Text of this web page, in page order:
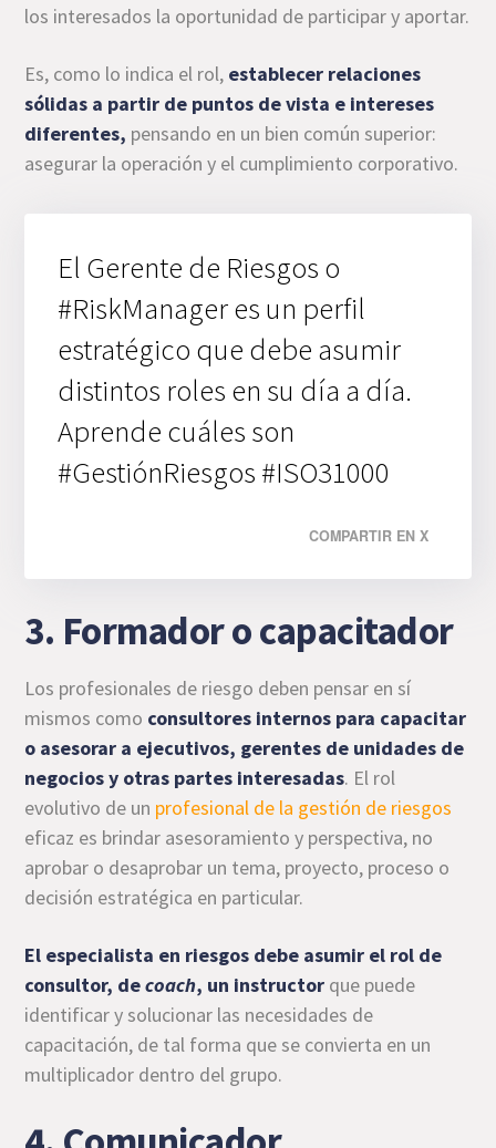
los interesados la oportunidad de participar y aportar.
Es, como lo indica el rol, establecer relaciones
sólidas a partir de puntos de vista e intereses
diferentes, pensando en un bien común superior:
asegurar la operación y el cumplimiento corporativo.
El Gerente de Riesgos o
#RiskManager es un perfil
estratégico que debe asumir
distintos roles en su día a día.
Aprende cuáles son
#GestiónRiesgos #ISO31000
COMPARTIR EN X
3. Formador o capacitador
Los profesionales de riesgo deben pensar en sí
mismos como consultores internos para capacitar
o asesorar a ejecutivos, gerentes de unidades de
negocios y otras partes interesadas. El rol
evolutivo de un profesional de la gestión de riesgos
eficaz es brindar asesoramiento y perspectiva, no
aprobar o desaprobar un tema, proyecto, proceso o
decisión estratégica en particular.
El especialista en riesgos debe asumir el rol de
consultor, decoach, un instructor que puede
identificar y solucionar las necesidades de
capacitación, de tal forma que se convierta en un
multiplicador dentro del grupo.